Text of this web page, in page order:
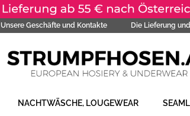
Unsere Geschäfte und Kontakte Die Lieferung
NACHTWÄSCHE, LOUGEWEAR